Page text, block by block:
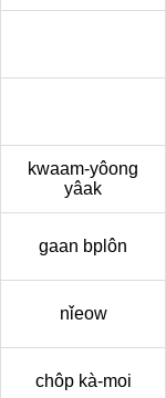
kwaam-yôong
yâak
gaan bplôn
nǐeow
chôp kà-moi